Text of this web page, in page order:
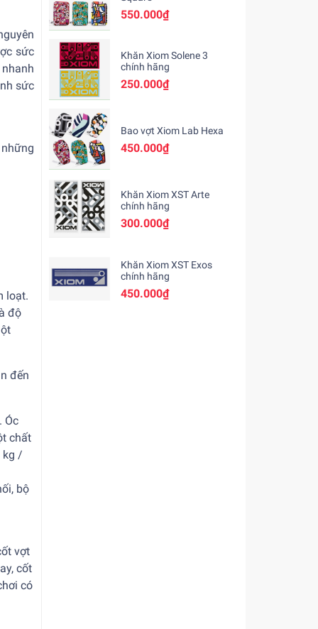
sức
sức
loạt.
độ
đến
Óc
chất
kg /
bộ
vợt
cốt
có
550.000₫
Khăn Xiom Solene 3
chính hãng
250.000₫
Bao vợt Xiom Lab Hexa
450.000₫
Khăn Xiom XST Arte
chính hãng
300.000₫
Khăn Xiom XST Exos
chính hãng
450.000₫